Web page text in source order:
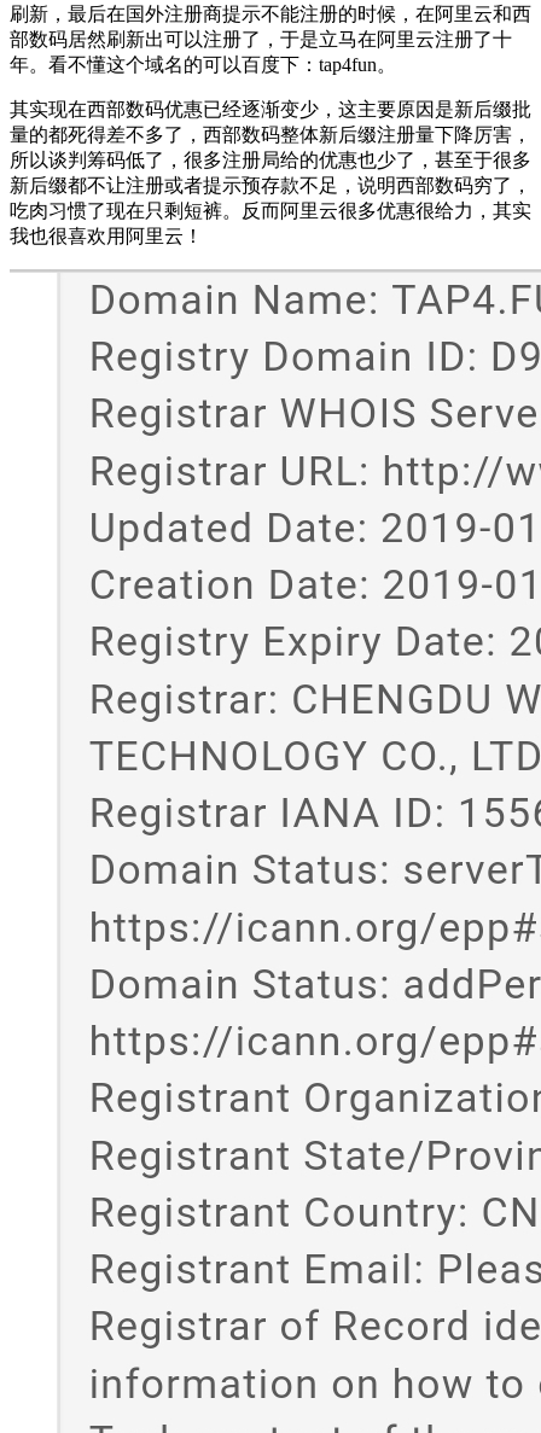
刷新，最后在国外注册商提示不能注册的时候，在阿里云和西
部数码居然刷新出可以注册了，于是立马在阿里云注册了十
年。看不懂这个域名的可以百度下：tap4fun。
其实现在西部数码优惠已经逐渐变少，这主要原因是新后缀批
量的都死得差不多了，西部数码整体新后缀注册量下降厉害，
所以谈判筹码低了，很多注册局给的优惠也少了，甚至于很多
新后缀都不让注册或者提示预存款不足，说明西部数码穷了，
吃肉习惯了现在只剩短裤。反而阿里云很多优惠很给力，其实
我也很喜欢用阿里云！